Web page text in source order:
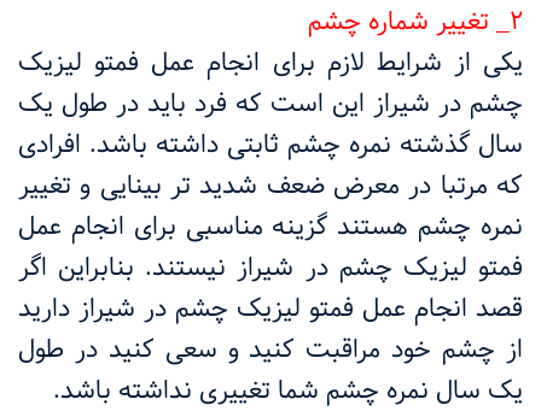
۲_ تغییر شماره چشم
یکی از شرایط لازم برای انجام عمل فمتو لیزیک
چشم در شیراز این است که فرد باید در طول یک
سال گذشته نمره چشم ثابتی داشته باشد. افرادی
که مرتبا در معرض ضعف شدید تر بینایی و تغییر
نمره چشم هستند گزینه مناسبی برای انجام عمل
فمتو لیزیک چشم در شیراز نیستند. بنابراین اگر
قصد انجام عمل فمتو لیزیک چشم در شیراز دارید
از چشم خود مراقبت کنید و سعی کنید در طول
یک سال نمره چشم شما تغییری نداشته باشد.